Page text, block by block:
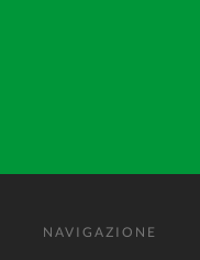
NAVIGAZIONE